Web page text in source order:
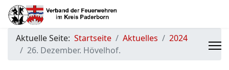
Aktuelle Seite: Startseite Aktuelles
2024
26. Dezember. Hövelhof.